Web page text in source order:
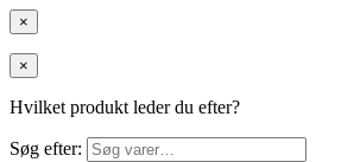
×
×
Hvilket produkt leder du efter?
Søg efter: